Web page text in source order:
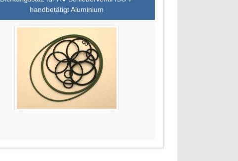
handbetätigt Aluminium